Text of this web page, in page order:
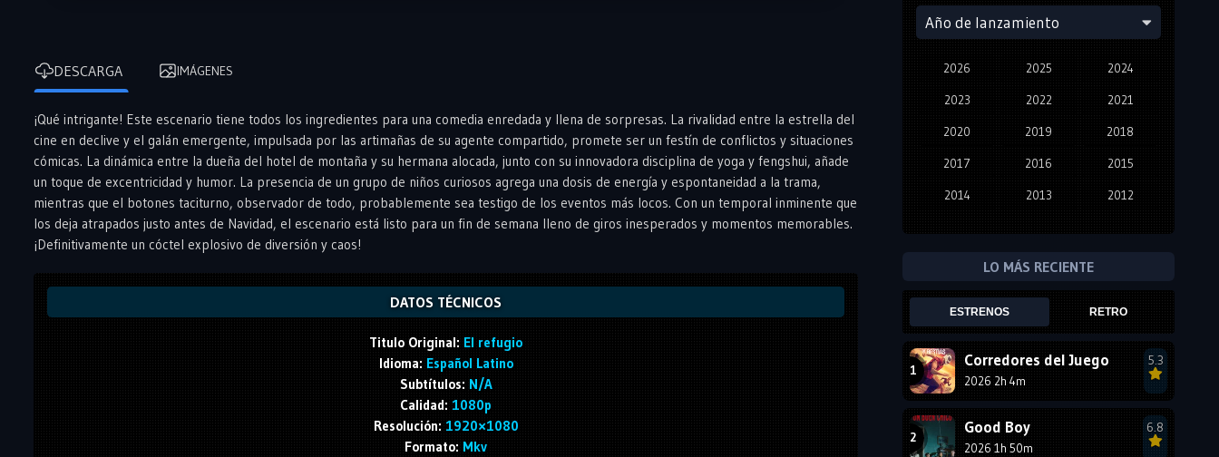
DESCARGA IMÁGENES
¡Qué intrigante! Este escenario tiene todos los ingredientes para una comedia enredada y llena de sorpresas. La rivalidad entre la estrella del
cine en declive y el galán emergente, impulsada por las artimañas de su agente compartido, promete ser un festín de conflictos y situaciones
cómicas. La dinámica entre la dueña del hotel de montaña y su hermana alocada, junto con su innovadora disciplina de yoga y fengshui, añade
un toque de excentricidad y humor. La presencia de un grupo de niños curiosos agrega una dosis de energía y espontaneidad a la trama,
mientras que el botones taciturno, observador de todo, probablemente sea testigo de los eventos más locos. Con un temporal inminente que
los deja atrapados justo antes de Navidad, el escenario está listo para un fin de semana lleno de giros inesperados y momentos memorables.
¡Definitivamente un cóctel explosivo de diversión y caos!
DATOS TÉCNICOS
Titulo Original: El refugio
Idioma: Español Latino
Subtítulos: N/A
Calidad: 1080p
Resolución: 1920×1080
Formato: Mkv
Año de lanzamiento
2026 2025 2024
2023 2022 2021
2020 2019 2018
2017 2016 2015
2014 2013 2012
2001
1999 1998
1996
1993
1990 1989
LO MÁS RECIENTE
ESTRENOS RETRO
Corredores del Juego
2026 2h 4m
5.3
Good Boy
2026 1h 50m
6.8